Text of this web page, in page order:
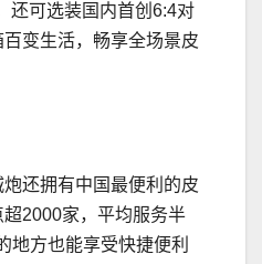
还可选装国内首创6:4对
变生活，畅享全场景皮
还拥有中国最便利的皮
2000家，平均服务半
地方也能享受快捷便利